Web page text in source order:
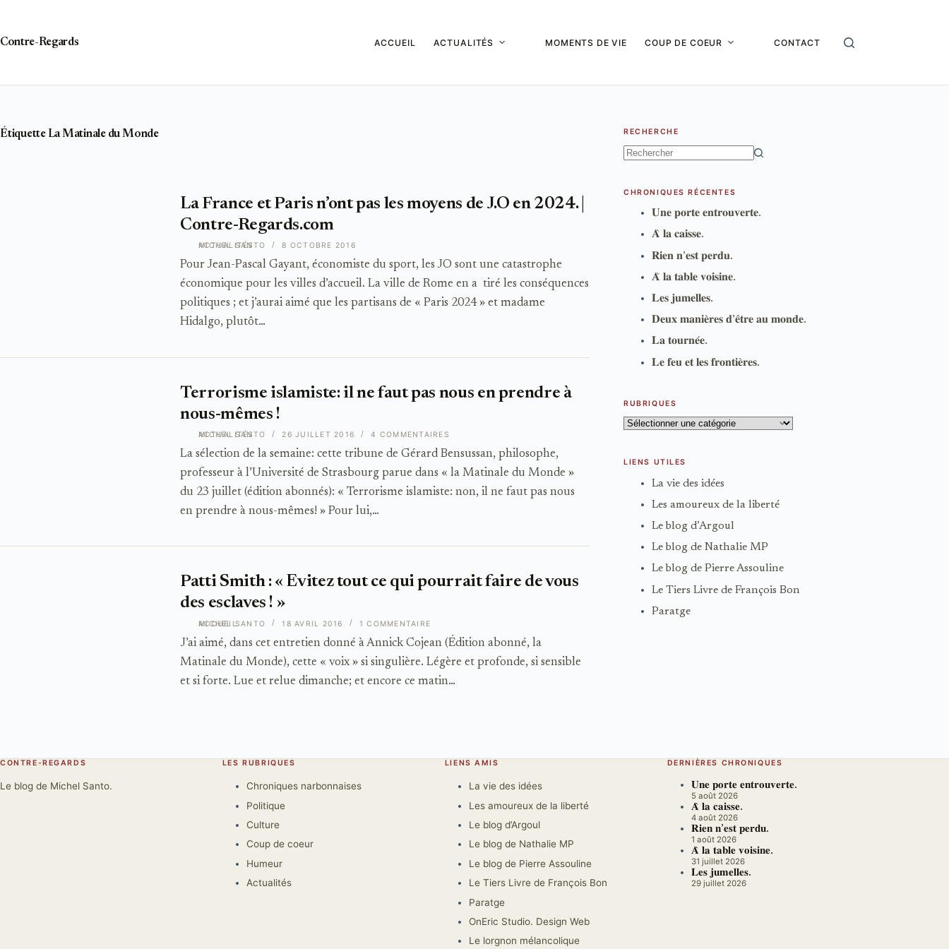
Contre-Regards
ACCUEIL ACTUALITÉS MOMENTS DE VIE COUP DE COEUR CONTACT
ÉtiquetteLa Matinale du Monde
ACTUALITÉS
La France et Paris n’ont pas les moyens de J.O en 2024. |
Contre-Regards.com
Pour Jean-Pascal Gayant, économiste du sport, les JO sont une catastrophe
économique pour les villes d’accueil. La ville de Rome en a tiré les conséquences
politiques ; et j’aurai aimé que les partisans de « Paris 2024 » et madame
Hidalgo, plutôt…
MICHEL SANTO 8 OCTOBRE 2016
ACTUALITÉS
Terrorisme islamiste: il ne faut pas nous en prendre à
nous-mêmes !
La sélection de la semaine: cette tribune de Gérard Bensussan, philosophe,
professeur à l’Université de Strasbourg parue dans « la Matinale du Monde »
du 23 juillet (édition abonnés): « Terrorisme islamiste: non, il ne faut pas nous
en prendre à nous-mêmes! » Pour lui,…
MICHEL SANTO 26 JUILLET 2016 4 COMMENTAIRES
ACCUEIL
Patti Smith : « Evitez tout ce qui pourrait faire de vous
des esclaves ! »
J’ai aimé, dans cet entretien donné à Annick Cojean (Édition abonné, la
Matinale du Monde), cette « voix » si singulière. Légère et profonde, si sensible
et si forte. Lue et relue dimanche; et encore ce matin…
MICHEL SANTO 18 AVRIL 2016 1 COMMENTAIRE
RECHERCHE
CHRONIQUES RÉCENTES
𝐔𝐧𝐞 𝐩𝐨𝐫𝐭𝐞 𝐞𝐧𝐭𝐫𝐨𝐮𝐯𝐞𝐫𝐭𝐞.
𝐀̀ 𝐥𝐚 𝐜𝐚𝐢𝐬𝐬𝐞.
𝐑𝐢𝐞𝐧 𝐧’𝐞𝐬𝐭 𝐩𝐞𝐫𝐝𝐮.
𝐀̀ 𝐥𝐚 𝐭𝐚𝐛𝐥𝐞 𝐯𝐨𝐢𝐬𝐢𝐧𝐞.
𝐋𝐞𝐬 𝐣𝐮𝐦𝐞𝐥𝐥𝐞𝐬.
𝐃𝐞𝐮𝐱 𝐦𝐚𝐧𝐢𝐞̀𝐫𝐞𝐬 𝐝’𝐞̂𝐭𝐫𝐞 𝐚𝐮 𝐦𝐨𝐧𝐝𝐞.
𝐋𝐚 𝐭𝐨𝐮𝐫𝐧𝐞́𝐞.
𝐋𝐞 𝐟𝐞𝐮 𝐞𝐭 𝐥𝐞𝐬 𝐟𝐫𝐨𝐧𝐭𝐢𝐞̀𝐫𝐞𝐬.
RUBRIQUES
Rubriques
LIENS UTILES
La vie des idées
Les amoureux de la liberté
Le blog d’Argoul
Le blog de Nathalie MP
Le blog de Pierre Assouline
Le Tiers Livre de François Bon
Paratge
CONTRE-REGARDS
Le blog de Michel Santo.
LES RUBRIQUES
Chroniques narbonnaises
Politique
Culture
Coup de coeur
Humeur
Actualités
LIENS AMIS
La vie des idées
Les amoureux de la liberté
Le blog d’Argoul
Le blog de Nathalie MP
Le blog de Pierre Assouline
Le Tiers Livre de François Bon
Paratge
OnEric Studio. Design Web
Le lorgnon mélancolique
DERNIÈRES CHRONIQUES
𝐔𝐧𝐞 𝐩𝐨𝐫𝐭𝐞 𝐞𝐧𝐭𝐫𝐨𝐮𝐯𝐞𝐫𝐭𝐞.
5 août 2026
𝐀̀ 𝐥𝐚 𝐜𝐚𝐢𝐬𝐬𝐞.
4 août 2026
𝐑𝐢𝐞𝐧 𝐧’𝐞𝐬𝐭 𝐩𝐞𝐫𝐝𝐮.
1 août 2026
𝐀̀ 𝐥𝐚 𝐭𝐚𝐛𝐥𝐞 𝐯𝐨𝐢𝐬𝐢𝐧𝐞.
31 juillet 2026
𝐋𝐞𝐬 𝐣𝐮𝐦𝐞𝐥𝐥𝐞𝐬.
29 juillet 2026